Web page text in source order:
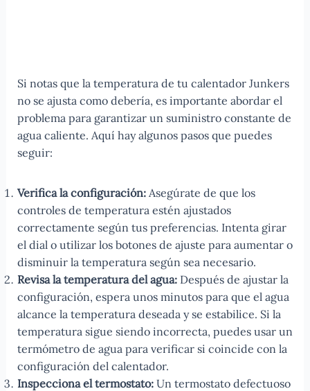
Si notas que la temperatura de tu calentador Junkers
no se ajusta como debería, es importante abordar el
problema para garantizar un suministro constante de
agua caliente. Aquí hay algunos pasos que puedes
seguir:
Verifica la configuración:Asegúrate de que los
controles de temperatura estén ajustados
correctamente según tus preferencias. Intenta girar
el dial o utilizar los botones de ajuste para aumentar o
disminuir la temperatura según sea necesario.
Revisa la temperatura del agua:Después de ajustar la
configuración, espera unos minutos para que el agua
alcance la temperatura deseada y se estabilice. Si la
temperatura sigue siendo incorrecta, puedes usar un
termómetro de agua para verificar si coincide con la
configuración del calentador.
Inspecciona el termostato:Un termostato defectuoso